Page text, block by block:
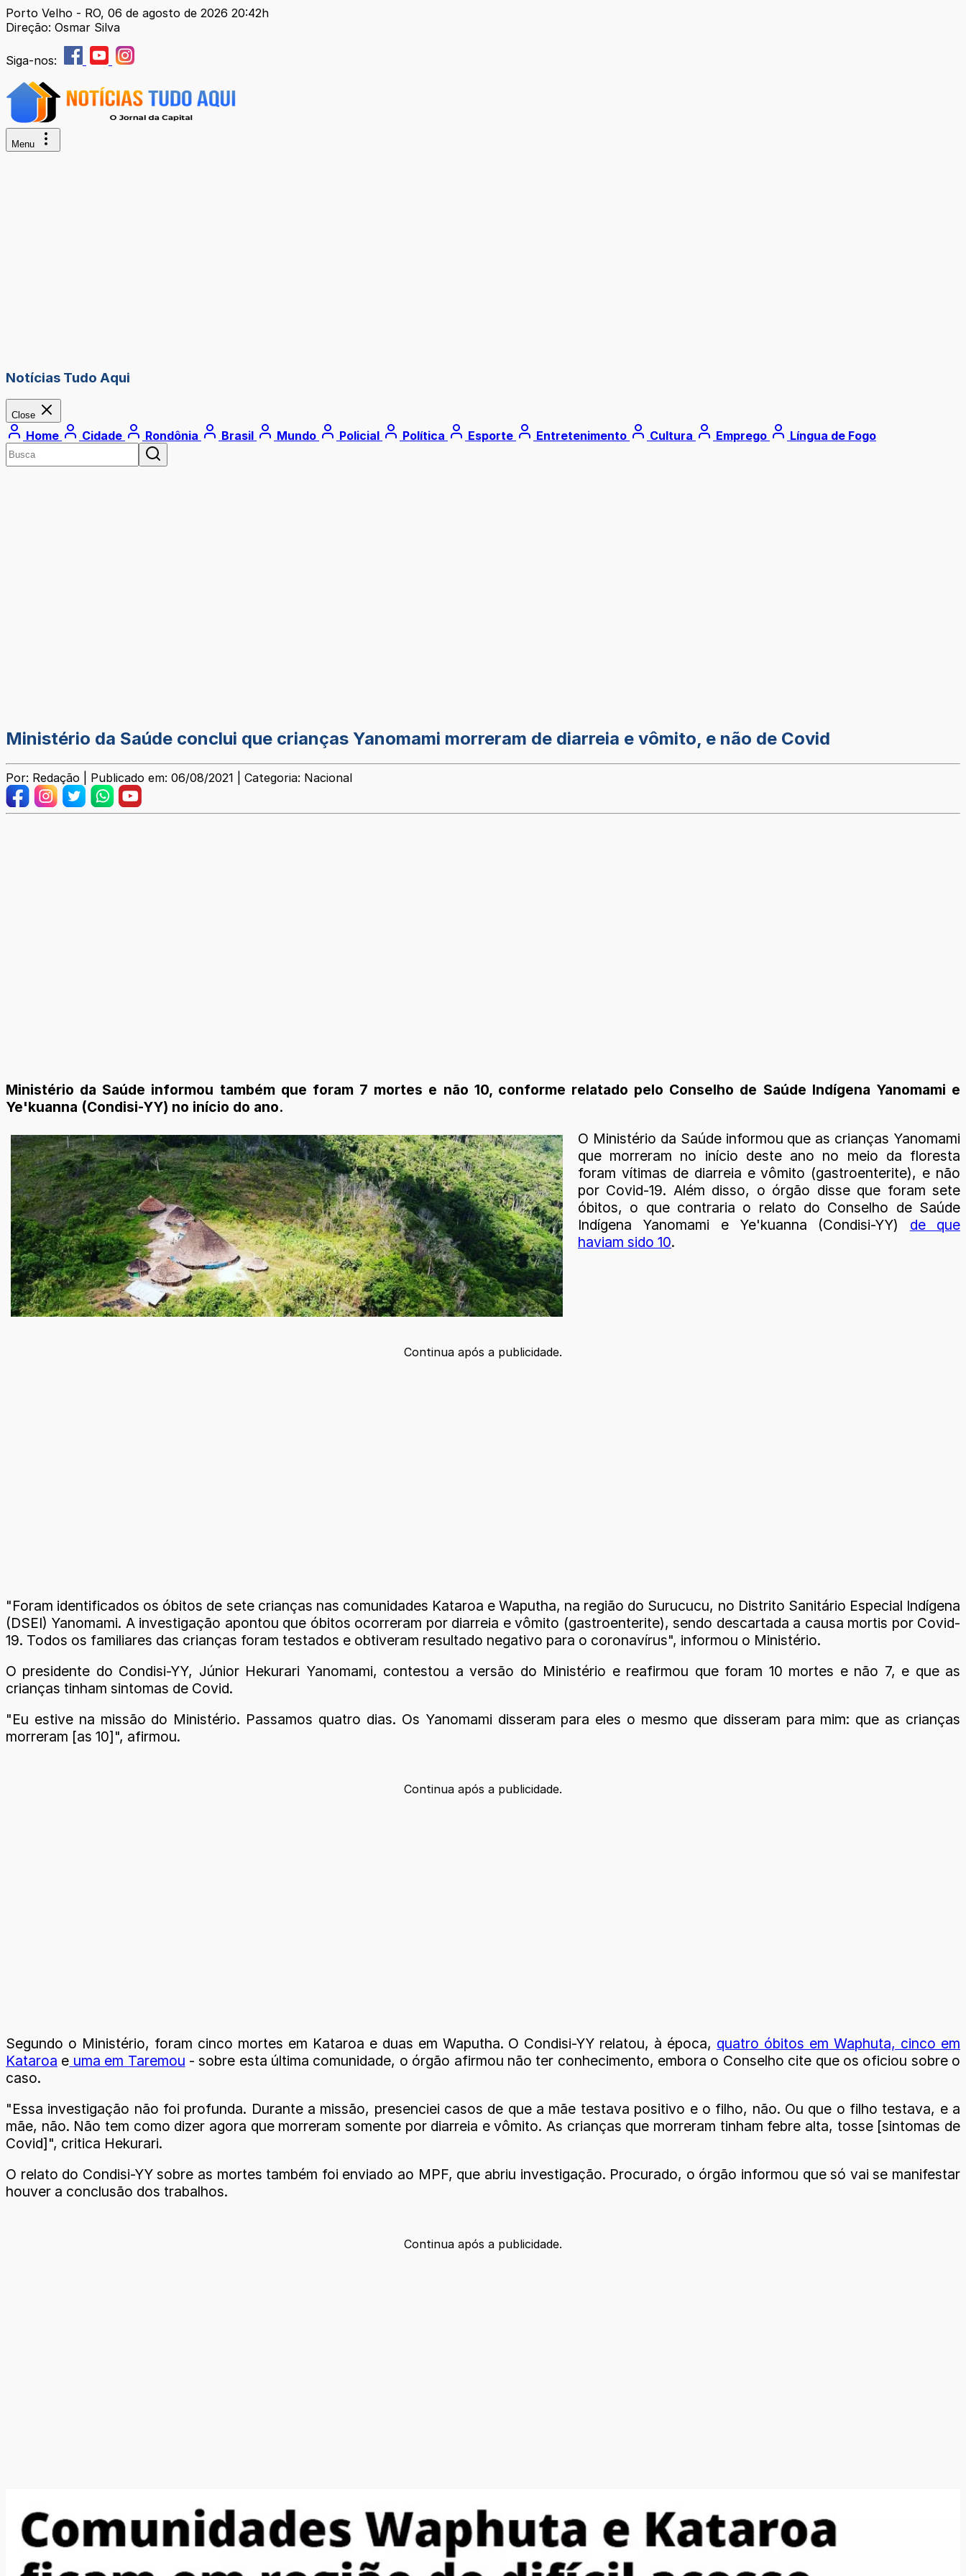
Porto Velho - RO, 06 de agosto de 2026 20:42h
Direção: Osmar Silva
Siga-nos:
Menu
Notícias Tudo Aqui
Close
Home Cidade Rondônia Brasil Mundo Policial Política Esporte Entretenimento Cultura Emprego Língua de Fogo
Ministério da Saúde conclui que crianças Yanomami morreram de diarreia e vômito, e não de Covid
Por: Redação | Publicado em: 06/08/2021 | Categoria: Nacional
Ministério da Saúde informou também que foram 7 mortes e não 10, conforme relatado pelo Conselho de Saúde Indígena Yanomami e
Ye'kuanna (Condisi-YY) no início do ano.
O Ministério da Saúde informou que as crianças Yanomami
que morreram no início deste ano no meio da floresta
foram vítimas de diarreia e vômito (gastroenterite), e não
por Covid-19. Além disso, o órgão disse que foram sete
óbitos, o que contraria o relato do Conselho de Saúde
Indígena Yanomami e Ye'kuanna (Condisi-YY) de que
haviam sido 10.
Continua após a publicidade.
"Foram identificados os óbitos de sete crianças nas comunidades Kataroa e Waputha, na região do Surucucu, no Distrito Sanitário Especial Indígena
(DSEI) Yanomami. A investigação apontou que óbitos ocorreram por diarreia e vômito (gastroenterite), sendo descartada a causa mortis por Covid-
19. Todos os familiares das crianças foram testados e obtiveram resultado negativo para o coronavírus", informou o Ministério.
O presidente do Condisi-YY, Júnior Hekurari Yanomami, contestou a versão do Ministério e reafirmou que foram 10 mortes e não 7, e que as
crianças tinham sintomas de Covid.
"Eu estive na missão do Ministério. Passamos quatro dias. Os Yanomami disseram para eles o mesmo que disseram para mim: que as crianças
morreram [as 10]", afirmou.
Continua após a publicidade.
Segundo o Ministério, foram cinco mortes em Kataroa e duas em Waputha. O Condisi-YY relatou, à época, quatro óbitos em Waphuta, cinco em
Kataroa e uma em Taremou - sobre esta última comunidade, o órgão afirmou não ter conhecimento, embora o Conselho cite que os oficiou sobre o
caso.
"Essa investigação não foi profunda. Durante a missão, presenciei casos de que a mãe testava positivo e o filho, não. Ou que o filho testava, e a
mãe, não. Não tem como dizer agora que morreram somente por diarreia e vômito. As crianças que morreram tinham febre alta, tosse [sintomas de
Covid]", critica Hekurari.
O relato do Condisi-YY sobre as mortes também foi enviado ao MPF, que abriu investigação. Procurado, o órgão informou que só vai se manifestar
houver a conclusão dos trabalhos.
Continua após a publicidade.